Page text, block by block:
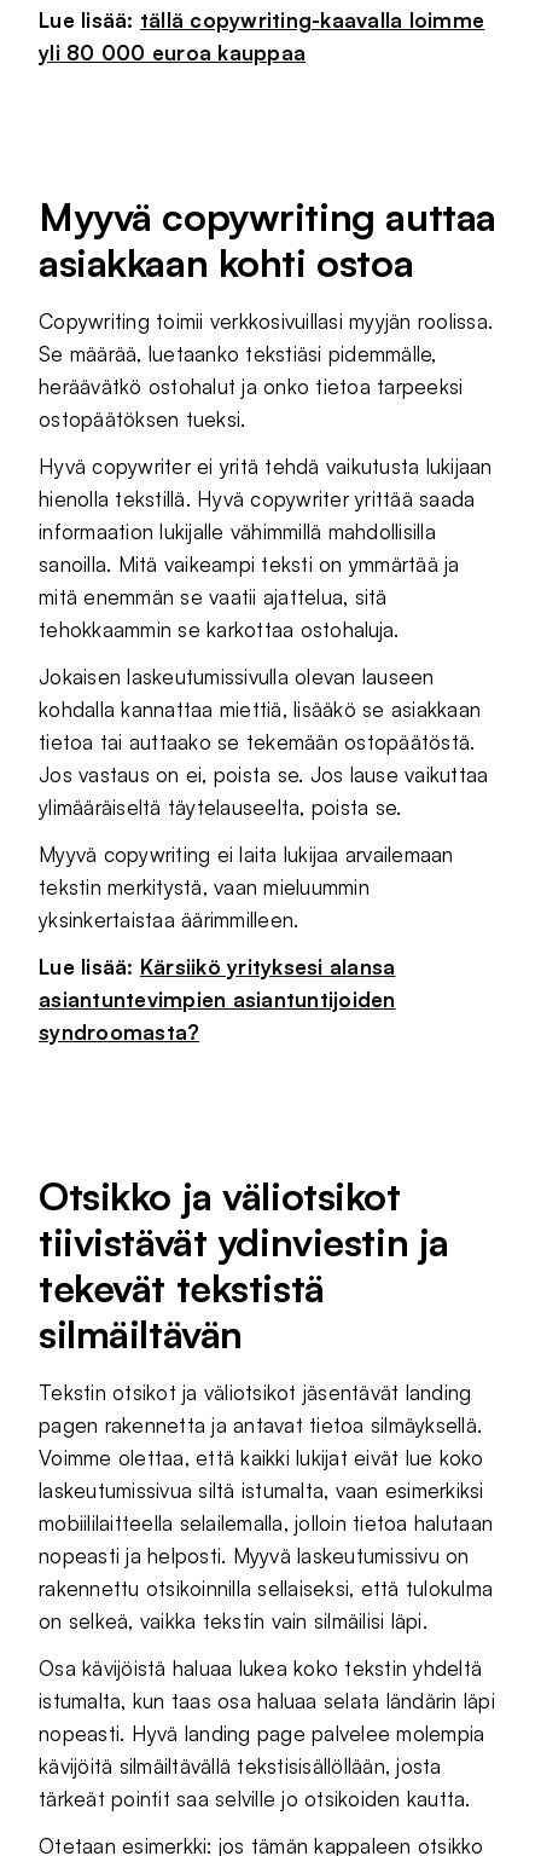
Lue lisää: tällä copywriting-kaavalla loimme
yli 80 000 euroa kauppaa
Myyvä copywriting auttaa
asiakkaan kohti ostoa
Copywriting toimii verkkosivuillasi myyjän roolissa.
Se määrää, luetaanko tekstiäsi pidemmälle,
heräävätkö ostohalut ja onko tietoa tarpeeksi
ostopäätöksen tueksi.
Hyvä copywriter ei yritä tehdä vaikutusta lukijaan
hienolla tekstillä. Hyvä copywriter yrittää saada
informaation lukijalle vähimmillä mahdollisilla
sanoilla. Mitä vaikeampi teksti on ymmärtää ja
mitä enemmän se vaatii ajattelua, sitä
tehokkaammin se karkottaa ostohaluja.
Jokaisen laskeutumissivulla olevan lauseen
kohdalla kannattaa miettiä, lisääkö se asiakkaan
tietoa tai auttaako se tekemään ostopäätöstä.
Jos vastaus on ei, poista se. Jos lause vaikuttaa
ylimääräiseltä täytelauseelta, poista se.
Myyvä copywriting ei laita lukijaa arvailemaan
tekstin merkitystä, vaan mieluummin
yksinkertaistaa äärimmilleen.
Lue lisää: Kärsiikö yrityksesi alansa
asiantuntevimpien asiantuntijoiden
syndroomasta?
Otsikko ja väliotsikot
tiivistävät ydinviestin ja
tekevät tekstistä
silmäiltävän
Tekstin otsikot ja väliotsikot jäsentävät landing
pagen rakennetta ja antavat tietoa silmäyksellä.
Voimme olettaa, että kaikki lukijat eivät lue koko
laskeutumissivua siltä istumalta, vaan esimerkiksi
mobiililaitteella selailemalla, jolloin tietoa halutaan
nopeasti ja helposti. Myyvä laskeutumissivu on
rakennettu otsikoinnilla sellaiseksi, että tulokulma
on selkeä, vaikka tekstin vain silmäilisi läpi.
Osa kävijöistä haluaa lukea koko tekstin yhdeltä
istumalta, kun taas osa haluaa selata ländärin läpi
nopeasti. Hyvä landing page palvelee molempia
kävijöitä silmäiltävällä tekstisisällöllään, josta
tärkeät pointit saa selville jo otsikoiden kautta.
Otetaan esimerkki: jos tämän kappaleen otsikko